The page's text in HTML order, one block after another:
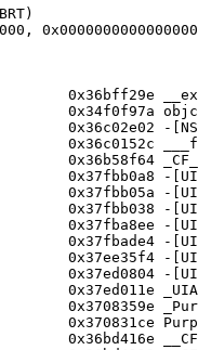
0x0000000000000000
30